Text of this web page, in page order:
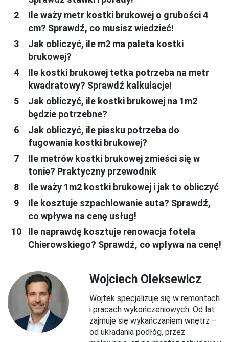
Ile waży metr kostki brukowej o grubości 4
cm? Sprawdź, co musisz wiedzieć!
Jak obliczyć, ile m2 ma paleta kostki
brukowej?
Ile kostki brukowej tetka potrzeba na metr
kwadratowy? Sprawdź kalkulacje!
Jak obliczyć, ile kostki brukowej na 1m2
będzie potrzebne?
Jak obliczyć, ile piasku potrzeba do
fugowania kostki brukowej?
Ile metrów kostki brukowej zmieści się w
tonie? Praktyczny przewodnik
Ile waży 1m2 kostki brukowej i jak to obliczyć
Ile kosztuje szpachlowanie auta? Sprawdź,
co wpływa na cenę usług!
Ile naprawdę kosztuje renowacja fotela
Chierowskiego? Sprawdź, co wpływa na cenę!
Wojciech Oleksewicz
Wojtek specjalizuje się w remontach
i pracach wykończeniowych. Od lat
zajmuje się wykańczaniem wnętrz –
od układania podłóg, przez